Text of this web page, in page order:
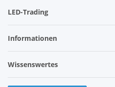
LED-Trading
Informationen
Wissenswertes